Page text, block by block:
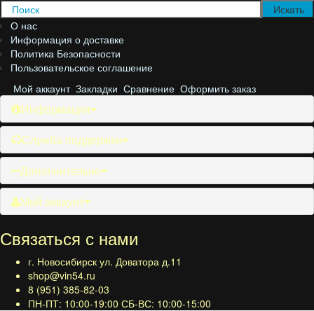
О нас
Информация о доставке
Политика Безопасности
Пользовательское соглашение
Мой аккаунт Закладки Сравнение Оформить заказ
Информация
Служба поддержки
Дополнительно
Мой аккаунт
Связаться с нами
г. Новосибирск ул. Доватора д.11
shop@vin54.ru
8 (951) 385-82-03
ПН-ПТ: 10:00-19:00 СБ-ВС: 10:00-15:00